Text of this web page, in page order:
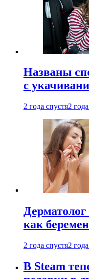
Названы
с
2 года спустя2
Дерматолог
как
2 года спустя2
В Steam